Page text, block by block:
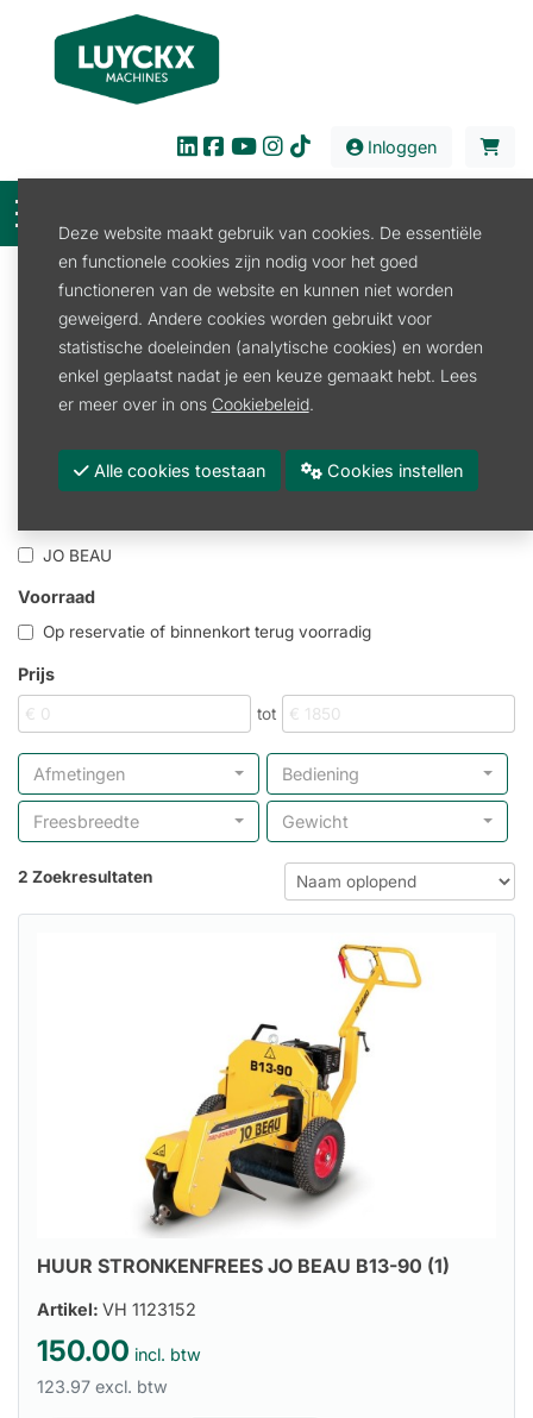
Inloggen
Filter
Verhuur Speciale machines
Speciale machines
Promoties
JO BEAU
Voorraad
Op reservatie of binnenkort terug voorradig
Prijs
tot
Afmetingen Bediening
Freesbreedte Gewicht
2 Zoekresultaten
HUUR STRONKENFREES JO BEAU B13-90 (1)
Artikel: VH 1123152
150.00 incl. btw
123.97 excl. btw
Deze website maakt gebruik van cookies. De essentiële
en functionele cookies zijn nodig voor het goed
functioneren van de website en kunnen niet worden
geweigerd. Andere cookies worden gebruikt voor
statistische doeleinden (analytische cookies) en worden
enkel geplaatst nadat je een keuze gemaakt hebt. Lees
er meer over in ons Cookiebeleid.
Alle cookies toestaan Cookies instellen